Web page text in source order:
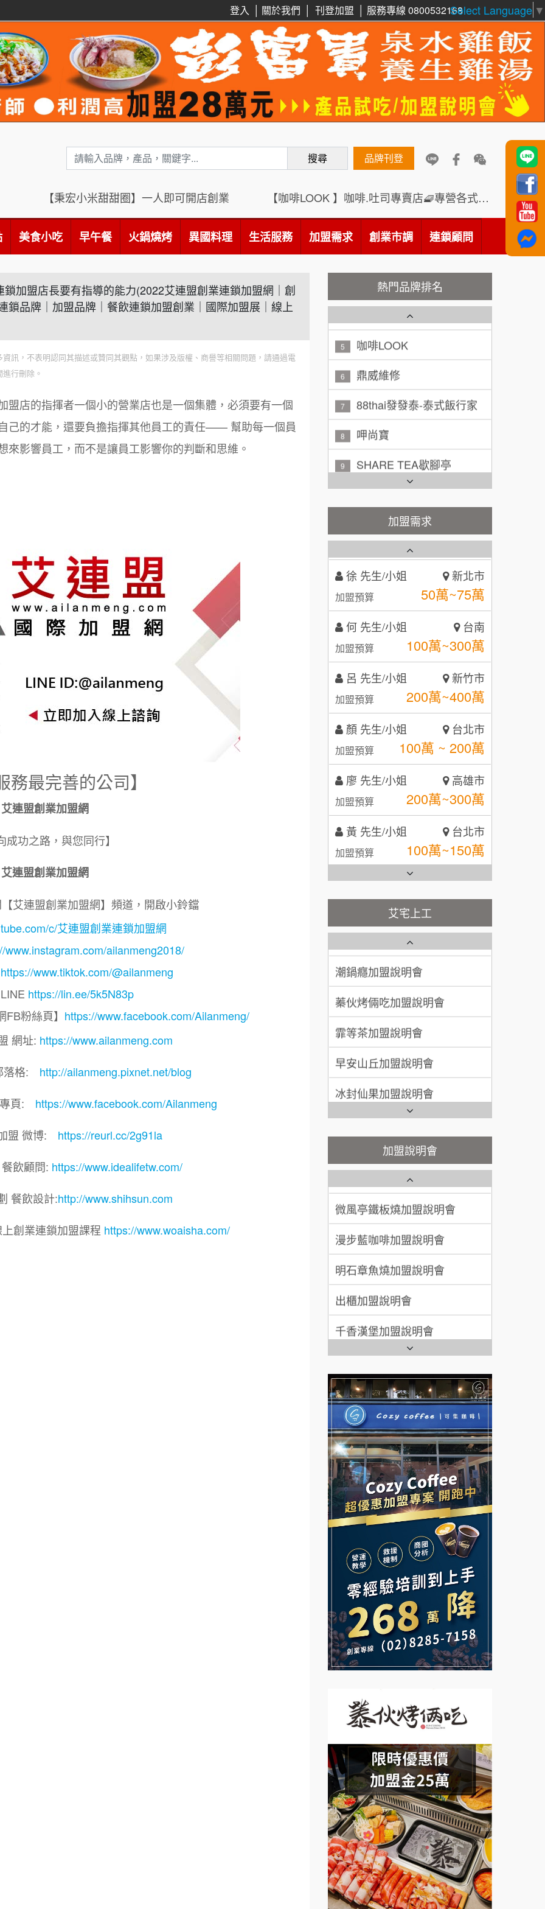
Select Language ▼
關於我們 刊登加盟 服務專線 0800532168
登入
搜尋 品牌刊登
【秉宏小米甜甜圈】一人即可開店創業 【咖啡LOOK 】咖啡.吐司專賣店🧇專營各式創意法式吐司
美食小吃 早午餐 火鍋燒烤 異國料理 生活服務 加盟需求 創業市調 連鎖顧問
加盟店長要有指導的能力(2022艾連盟創業連鎖加盟網｜創
品牌｜加盟品牌｜餐飲連鎖加盟創業｜國際加盟展｜線上
訊，不表明認同其描述或贊同其觀點，如果涉及版權、商譽等相關問題，請通過電
行刪除。
盟店的指揮者一個小的營業店也是一個集體，必須要有一個
己的才能，還要負擔指揮其他員工的責任—— 幫助每一個員
影響員工，而不是讓員工影響你的判斷和思維。
務最完善的公司】
艾連盟創業加盟網
成功之路，與您同行】
艾連盟創業加盟網
艾連盟創業加盟網】頻道，開啟小鈴鐺
c/艾連盟創業連鎖加盟網
www.instagram.com/ailanmeng2018/
https://www.tiktok.com/@ailanmeng
https://lin.ee/5k5N83p
粉絲頁】 https://www.facebook.com/Ailanmeng/
網址: https://www.ailanmeng.com
落格: http://ailanmeng.pixnet.net/blog
頁: https://www.facebook.com/Ailanmeng
盟 微博: https://reurl.cc/2g91la
飲顧問: https://www.idealifetw.com/
餐飲設計:http://www.shihsun.com
創業連鎖加盟課程 https://www.woaisha.com/
熱門品牌排名
6 鼎威維修
7 88thai發發泰-泰式飯行家
呷尚寶
SHARE TEA歇腳亭
1 Cozy coffee可集咖啡
2 霏等茶
3 秉宏小米甜甜圈
4 潮鍋癮
咖啡LOOK
鼎威維修
88thai發發泰-泰式飯行家
呷尚寶
SHARE TEA歇腳亭
TEA TOP台灣第一味
Cozy coffee可集咖啡
2 霏等茶
3 秉宏小米甜甜圈
4 潮鍋癮
5 咖啡LOOK
6 鼎威維修
88thai發發泰-泰式飯行家
呷尚寶
9 SHARE TEA歇腳亭
10 TEA TOP台灣第一味
加盟需求
周 先生/小姐 台北
加盟預算 100萬 ~150萬
徐 先生/小姐 新北市
加盟預算 50萬~75萬
何 先生/小姐
加盟預算 100萬~300萬
呂 先生/小姐 新竹市
加盟預算 200萬~400萬
顏 先生/小姐 台北市
加盟預算 100萬 ~ 200萬
廖 先生/小姐 高雄市
加盟預算 200萬~300萬
黃 先生/小姐
加盟預算
林 先生/小姐 屏東縣
100萬 ~ 200萬
加盟預算 100萬~200萬
周 先生/小姐 台北
100萬 ~150萬
徐 先生/小姐 新北市
加盟預算 50萬~75萬
何 先生/小姐 台南
加盟預算 100萬~300萬
呂 先生/小姐 新竹市
加盟預算 200萬~400萬
顏 先生/小姐 台北市
加盟預算 100萬 ~ 200萬
廖 先生/小姐 高雄市
加盟預算 200萬~300萬
黃 先生/小姐 台北市
加盟預算 100萬~150萬
林 先生/小姐 屏東縣
加盟預算 100萬 ~ 200萬
吳 先生/小姐
加盟預算 100萬~200萬
周 先生/小姐
加盟預算 100萬 ~150萬
徐 先生/小姐 新北市
加盟預算 50萬~75萬
何 先生/小姐
加盟預算 100萬~300萬
呂 先生/小姐 新竹市
加盟預算 200萬~400萬
顏 先生/小姐 台北市
加盟預算 100萬 ~ 200萬
廖 先生/小姐 高雄市
加盟預算 200萬~300萬
艾宅上工
【曉妍美妝】誠徵行政櫃檯
自助洗衣店誠徵代洗收送人員
(台中市)
MUSHEN徵SPA美容芳療師
日十。早午食加盟說明會
拾鑶火鍋加盟說明會
全家加盟說明會
台灣G湯加盟說明會
彭富貴加盟說明會
NU PASTA義大利麵加盟說明
會
潮鍋癮加盟說明會
蓁伙烤倆吃加盟說明會
霏等茶加盟說明會
早安山丘加盟說明會
冰封仙果加盟說明會
Ramble Café 漫步藍咖啡加盟
微風亭鐵板燒加盟說明會
鮮茶道加盟說明會
【曉妍美妝】誠徵行政櫃檯
自助洗衣店誠徵代洗收送人員
(台中市)
MUSHEN徵SPA美容芳療師
日十。早午食加盟說明會
拾鑶火鍋加盟說明會
全家加盟說明會
台灣G湯加盟說明會
彭富貴加盟說明會
NU PASTA義大利麵加盟說明
會
潮鍋癮加盟說明會
蓁伙烤倆吃加盟說明會
霏等茶加盟說明會
早安山丘加盟說明會
冰封仙果加盟說明會
Ramble Café 漫步藍咖啡加盟
說明會
微風亭鐵板燒加盟說明會
【曉妍美妝】誠徵行政櫃檯
自助洗衣店誠徵代洗收送人員
(台中市)
MUSHEN徵SPA美容芳療師
日十。早午食加盟說明會
拾鑶火鍋加盟說明會
加盟說明會
藍象廷泰式火鍋加盟說明會
日十。早午食加盟說明會
上宇林加盟說明會
莫尼早餐Morni加盟說明會
手作功夫茶加盟說明會
SHARE TEA歇腳亭加盟說明會
潮味決-湯滷專門店加盟說明會
鬍子茶加盟說明會
鮮茶道加盟說明會
微風亭鐵板燒加盟說明會
漫步藍咖啡加盟說明會
明石章魚燒加盟說明會
出櫃加盟說明會
千香漢堡加盟說明會
七盞茶加盟說明會
拉亞漢堡加盟說明會
杜芳子古味茶鋪加盟說明會
優握握×酸奶大獅加盟說明會
冬城門加盟說明會
拾鑶火鍋加盟說明會
阿性情趣無人販售所加盟明會
龍涎居好湯加盟說明會
舒油頭加盟說明會
韓金量加盟說明會
義氣豐發雞加盟說明會
白鬍泡泡 BOHO POPO加盟說
明會
雞咕雞咕加盟說明會
TEA TOP加盟說明會
珍好味臭臭鍋加盟說明會
藍象廷泰式火鍋加盟說明會
日十。早午食加盟說明會